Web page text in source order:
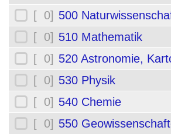
[ 0] 500
[ 0] 510 Mathematik
[ 0] 520 Astronomie,
[ 0] 530 Physik
[ 0] 540 Chemie
[ 0] 550